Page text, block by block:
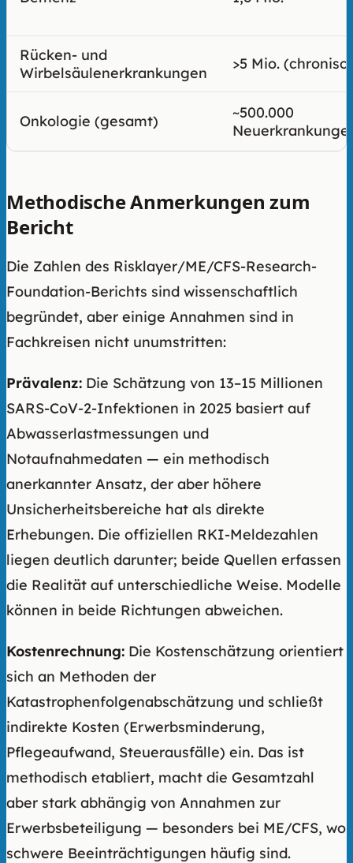
Rücken- und
Wirbelsäulenerkrankungen
>5 Mio.
Onkologie (gesamt)
~500.000
Methodische Anmerkungen zum
Bericht
Die Zahlen des Risklayer/ME/CFS-Research-
Foundation-Berichts sind wissenschaftlich
begründet, aber einige Annahmen sind in
Fachkreisen nicht unumstritten:
Prävalenz: Die Schätzung von 13–15 Millionen
SARS-CoV-2-Infektionen in 2025 basiert auf
Abwasserlastmessungen und
Notaufnahmedaten — ein methodisch
anerkannter Ansatz, der aber höhere
Unsicherheitsbereiche hat als direkte
Erhebungen. Die offiziellen RKI-Meldezahlen
liegen deutlich darunter; beide Quellen erfassen
die Realität auf unterschiedliche Weise. Modelle
können in beide Richtungen abweichen.
Kostenrechnung: Die Kostenschätzung orientiert
sich an Methoden der
Katastrophenfolgenabschätzung und schließt
indirekte Kosten (Erwerbsminderung,
Pflegeaufwand, Steuerausfälle) ein. Das ist
methodisch etabliert, macht die Gesamtzahl
aber stark abhängig von Annahmen zur
Erwerbsbeteiligung — besonders bei ME/CFS, wo
schwere Beeinträchtigungen häufig sind.